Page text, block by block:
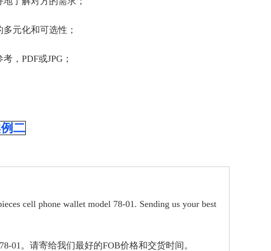
元化和可选性；
，PDF或JPG；
二
cell phone wallet model 78-01. Sending us your best
01。请寄给我们最好的FOB价格和交货时间。